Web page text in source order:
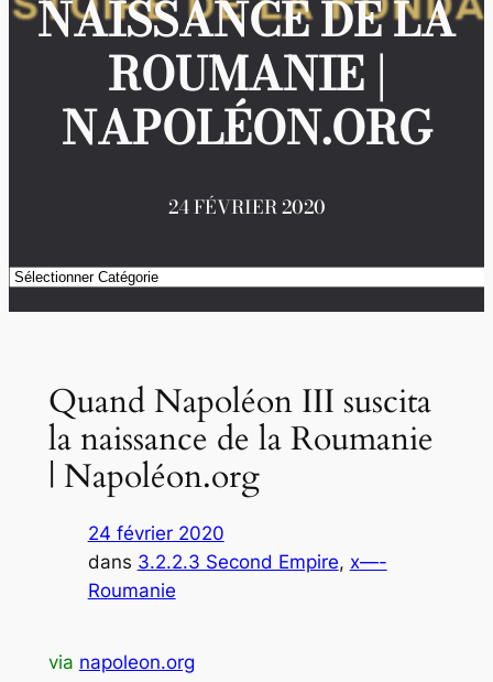
NAISSANCE DE LA
ROUMANIE |
NAPOLÉON.ORG
24 FÉVRIER 2020
Catégories
Quand Napoléon III suscita
la naissance de la Roumanie
| Napoléon.org
24 février 2020
dans 3.2.2.3 Second Empire, x—-
Roumanie
via napoleon.org